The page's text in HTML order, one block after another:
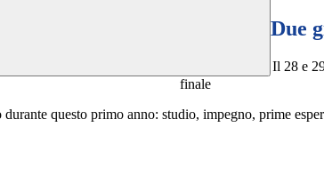
Due
Il 28 e
questo primo anno: studio, impegno, prime